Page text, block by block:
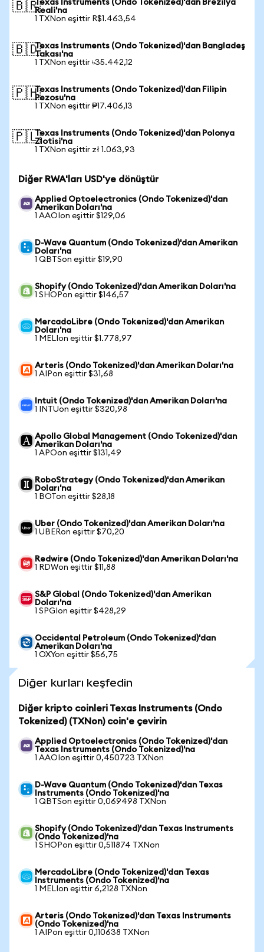
🇧🇷Texas Instruments (Ondo Tokenized)'dan Brezilya
Reali'na
1 TXNon eşittir R$1.463,54
🇧🇩Texas Instruments (Ondo Tokenized)'dan Bangladeş
Takası'na
1 TXNon eşittir ৳35.442,12
🇵🇭Texas Instruments (Ondo Tokenized)'dan Filipin
Pezosu'na
1 TXNon eşittir ₱17.406,13
🇵🇱Texas Instruments (Ondo Tokenized)'dan Polonya
Zlotisi'na
1 TXNon eşittir zł 1.063,93
Diğer RWA'ları USD'ye dönüştür
Applied Optoelectronics (Ondo Tokenized)'dan
Amerikan Doları'na
1 AAOIon eşittir $129,06
D-Wave Quantum (Ondo Tokenized)'dan Amerikan
Doları'na
1 QBTSon eşittir $19,90
Shopify (Ondo Tokenized)'dan Amerikan Doları'na
1 SHOPon eşittir $146,57
MercadoLibre (Ondo Tokenized)'dan Amerikan
Doları'na
1 MELIon eşittir $1.778,97
Arteris (Ondo Tokenized)'dan Amerikan Doları'na
1 AIPon eşittir $31,68
Intuit (Ondo Tokenized)'dan Amerikan Doları'na
1 INTUon eşittir $320,98
Apollo Global Management (Ondo Tokenized)'dan
Amerikan Doları'na
1 APOon eşittir $131,49
RoboStrategy (Ondo Tokenized)'dan Amerikan
Doları'na
1 BOTon eşittir $28,18
Uber (Ondo Tokenized)'dan Amerikan Doları'na
1 UBERon eşittir $70,20
Redwire (Ondo Tokenized)'dan Amerikan Doları'na
1 RDWon eşittir $11,88
S&P Global (Ondo Tokenized)'dan Amerikan
Doları'na
1 SPGIon eşittir $428,29
Occidental Petroleum (Ondo Tokenized)'dan
Amerikan Doları'na
1 OXYon eşittir $56,75
Diğer kurları keşfedin
Diğer kripto coinleri Texas Instruments (Ondo
Tokenized) (TXNon) coin'e çevirin
Applied Optoelectronics (Ondo Tokenized)'dan
Texas Instruments (Ondo Tokenized)'na
1 AAOIon eşittir 0,450723 TXNon
D-Wave Quantum (Ondo Tokenized)'dan Texas
Instruments (Ondo Tokenized)'na
1 QBTSon eşittir 0,069498 TXNon
Shopify (Ondo Tokenized)'dan Texas Instruments
(Ondo Tokenized)'na
1 SHOPon eşittir 0,511874 TXNon
MercadoLibre (Ondo Tokenized)'dan Texas
Instruments (Ondo Tokenized)'na
1 MELIon eşittir 6,2128 TXNon
Arteris (Ondo Tokenized)'dan Texas Instruments
(Ondo Tokenized)'na
1 AIPon eşittir 0,110638 TXNon